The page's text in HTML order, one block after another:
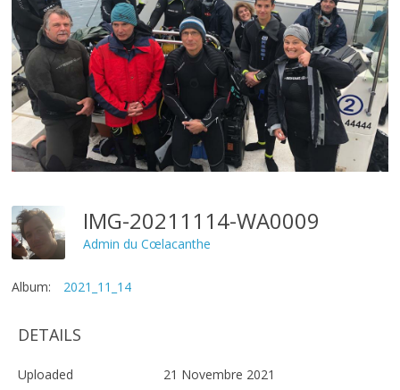
IMG-20211114-WA0009
Admin du Cœlacanthe
Album: 2021_11_14
DETAILS
Uploaded 21 Novembre 2021